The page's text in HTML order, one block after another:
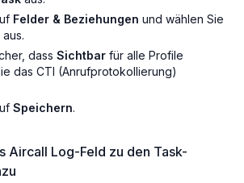
Felder & Beziehungen und wählen Sie
aus.
dass Sichtbar für alle Profile
das CTI (Anrufprotokollierung)
Speichern.
Aircall Log-Feld zu den Task-